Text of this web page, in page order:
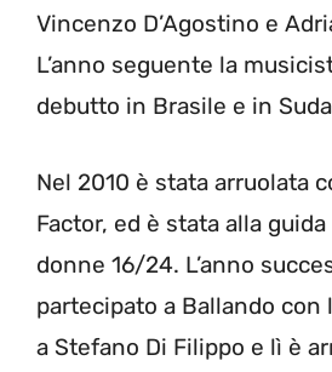
Vincenzo D’Agostino e
L’anno seguente la
debutto in Brasile e in
Nel 2010 è stata arruolata
Factor, ed è stata alla
donne 16/24. L’anno
partecipato a Ballando
a Stefano Di Filippo e lì è